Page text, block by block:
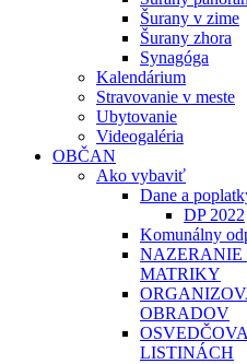
Šurany v zime
Šurany zhora
Synagóga
Kalendárium
Stravovanie v meste
Ubytovanie
Videogaléria
OBČAN
Ako vybaviť
Dane a
DP 2022
Komunálny
NAZERANIE
MATRIKY
OBRADOV
LISTINÁCH